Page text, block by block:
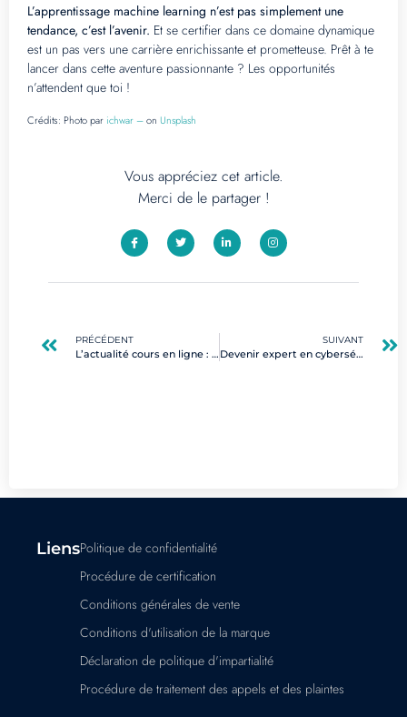
L’apprentissage machine learning n’est pas simplement une
tendance, c’est l’avenir. Et se certifier dans ce domaine dynamique
est un pas vers une carrière enrichissante et prometteuse. Prêt à te
lancer dans cette aventure passionnante ? Les opportunités
n’attendent que toi !
Crédits: Photo par ichwar –on Unsplash
Vous appréciez cet article.
Merci de le partager !
PRÉCÉDENT
L’actualité cours en ligne : impact sur la gestion de projets numériques
SUIVANT
Devenir expert en cybersécurité : parcours, compétences et opportunités
LiensPolitique de confidentialité
Procédure de certification
Conditions générales de vente
Conditions d'utilisation de la marque
Déclaration de politique d'impartialité
Procédure de traitement des appels et des plaintes